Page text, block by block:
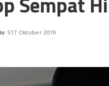
17 Oktober 2019